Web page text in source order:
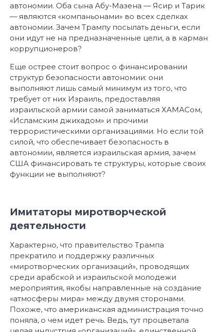
автономии. Оба сына Абу-Мазена — Ясир и Тарик
— являются «компаньонами» во всех сделках
автономии. Зачем Трампу посылать деньги, если
они идут не на предназначенные цели, а в карман
коррупционеров?
Еще острее стоит вопрос о финансировании
структур безопасности автономии: они
выполняют лишь самый минимум из того, что
требует от них Израиль, предоставляя
израильской армии самой заниматься ХАМАСом,
«Исламским джихадом» и прочими
террористическими организациями. Но если той
силой, что обеспечивает безопасность в
автономии, является израильская армия, зачем
США финансировать те структуры, которые своих
функции не выполняют?
Имитаторы миротворческой
деятельности
Характерно, что правительство Трампа
прекратило и поддержку различных
«миротворческих организаций», проводящих
среди арабской и израильской молодежи
мероприятия, якобы направленные на создание
«атмосферы мира» между двумя сторонами.
Похоже, что американская администрация точно
поняла, о чем идет речь. Ведь, тут процветала